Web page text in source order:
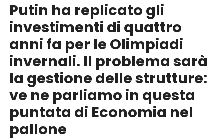
Putin ha replicato gli
investimenti di quattro
anni fa per le Olimpiadi
invernali. Il problema sarà
la gestione delle strutture:
ve ne parliamo in questa
puntata di Economia nel
pallone